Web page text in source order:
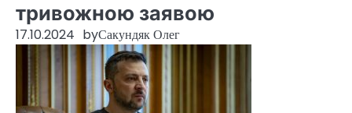
тривожною заявою
17.10.2024 byСакундяк Олег